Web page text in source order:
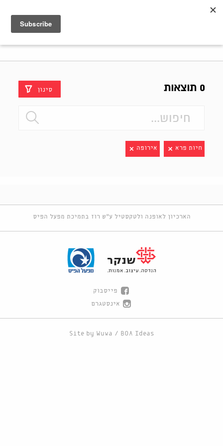
0 תוצאות סינון
חיות פרא אירופה
הארכיון לאופנה ולטקסטיל ע"ש רוז בתמיכת מפעל הפיס
פייסבוק
אינסטגרם
Site by Wuwa / BOA Ideas